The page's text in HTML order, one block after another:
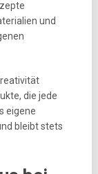
und
die jede
eigene
bleibt stets